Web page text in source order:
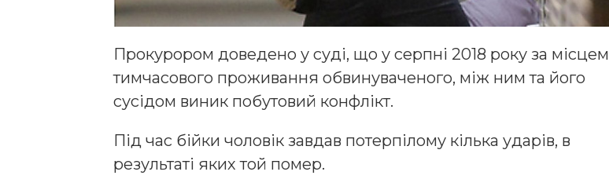
Прокурором доведено у суді, що у серпні 2018 року за місцем
тимчасового проживання обвинуваченого, між ним та його
сусідом виник побутовий конфлікт.
Під час бійки чоловік завдав потерпілому кілька ударів, в
результаті яких той помер.